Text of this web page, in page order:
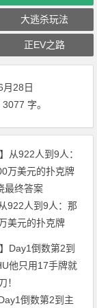
大逃杀玩法
正EV之路
28日
字。
922人到9人：那
美元的扑克牌
终答案
倒数第2到主